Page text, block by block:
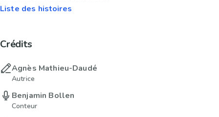
Liste des histoires
Crédits
Agnès Mathieu-Daudé
Autrice
Benjamin Bollen
Conteur